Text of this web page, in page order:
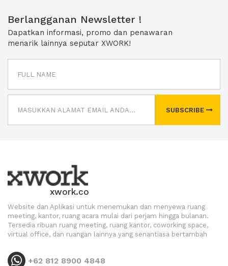
Berlangganan Newsletter !
Dapatkan informasi, promo dan penawaran
menarik lainnya seputar XWORK!
SUBSCRIBE
xwork.co
Website dan Aplikasi untuk menemukan dan menyewa ruang
meeting, kantor, ruang acara mulai dari perjam hingga bulanan.
Tersedia ribuan ruang meeting, ruang kantor, coworking space,
virtual office, dan ruangan lainnya yang senantiasa bertambah
+62 812 8900 4848